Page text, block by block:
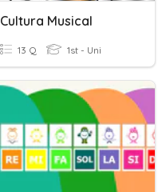
Cultura Musical
13 Q 1st - Uni